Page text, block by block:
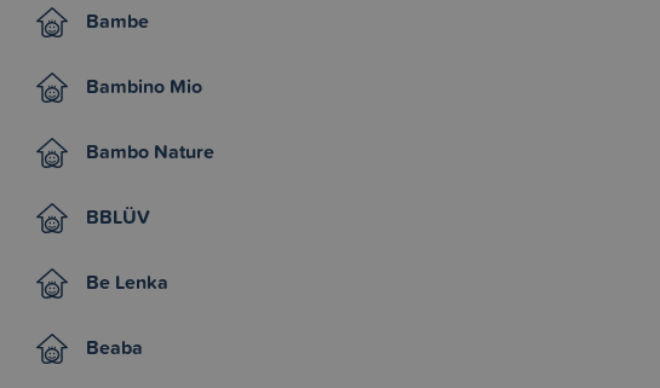
Bambe
Bambino Mio
Bambo Nature
BBLÜV
Be Lenka
Beaba